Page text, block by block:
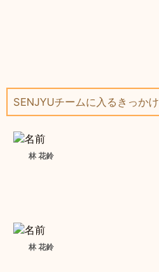
SENJYUチームに入るきっかけ
林 花鈴
林 花鈴